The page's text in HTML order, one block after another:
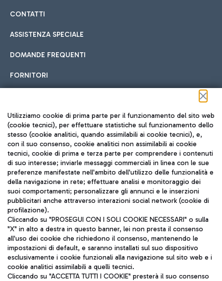
CONTATTI
ASSISTENZA SPECIALE
DOMANDE FREQUENTI
FORNITORI
Seguici sui social
TRAVEL JOURNAL
ITA
Aeroporti di Roma S.p.A. - Società soggetta a direzione e
coordinamento di Mundys S.p.A.
Utilizziamo cookie di prima parte per il funzionamento del sito web
(cookie tecnici), per effettuare statistiche sul funzionamento dello
stesso (cookie analitici, quando assimilabili ai cookie tecnici), e,
con il suo consenso, cookie analitici non assimilabili ai cookie
tecnici, cookie di prima e terza parte per comprendere i contenuti
di suo interesse; inviarle messaggi commerciali in linea con le sue
preferenze manifestate nell'ambito dell'utilizzo delle funzionalità e
della navigazione in rete; effettuare analisi e monitoraggio dei
suoi comportamenti; personalizzare gli annunci e le inserzioni
pubblicitari anche attraverso interazioni social network (cookie di
profilazione).
Cliccando su "PROSEGUI CON I SOLI COOKIE NECESSARI" o sulla
"X" in alto a destra in questo banner, lei non presta il consenso
all'uso dei cookie che richiedono il consenso, mantenendo le
impostazioni di default, e saranno installati sul suo dispositivo
esclusivamente i cookie funzionali alla navigazione sul sito web e i
cookie analitici assimilabili a quelli tecnici.
Cliccando su "ACCETTA TUTTI I COOKIE" presterà il suo consenso